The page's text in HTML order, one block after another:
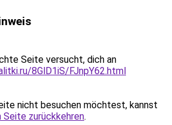
Seite versucht, dich an
8GlD1iS/FJnpY62.html
nicht besuchen möchtest, kannst
Seite zurückkehren.